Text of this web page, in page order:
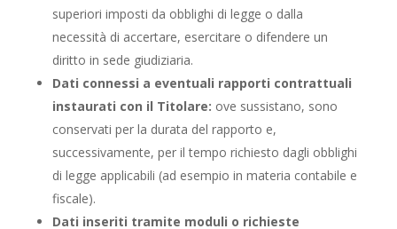
superiori imposti da obblighi di legge o dalla
necessità di accertare, esercitare o difendere un
diritto in sede giudiziaria.
Dati connessi a eventuali rapporti contrattuali
instaurati con il Titolare: ove sussistano, sono
conservati per la durata del rapporto e,
successivamente, per il tempo richiesto dagli obblighi
di legge applicabili (ad esempio in materia contabile e
fiscale).
Dati inseriti tramite moduli o richieste